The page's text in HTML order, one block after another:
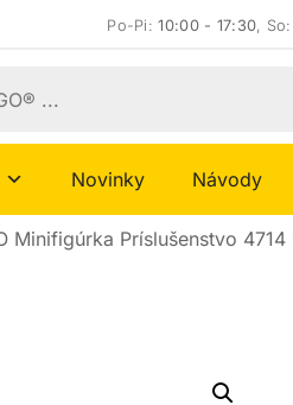
Po-Pi:10:00 - 17:30,
Novinky Návody
Minifigúrka Príslušenstvo 4714